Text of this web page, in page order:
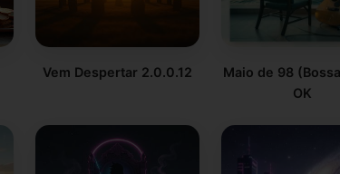
Vem Despertar 2.0.0.12
Maio de 98
OK